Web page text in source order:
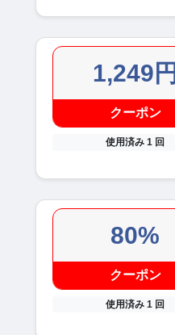
1,249円
クーポン
使用済み 1 回
80%
クーポン
使用済み 1 回